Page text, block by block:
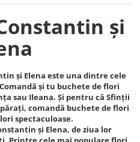
și
și Elena este una dintre cele
și tu buchete de flori
sau Ileana. Și pentru că Sfinții
comandă buchete de flori
spectaculoase.
şi Elena, de ziua lor